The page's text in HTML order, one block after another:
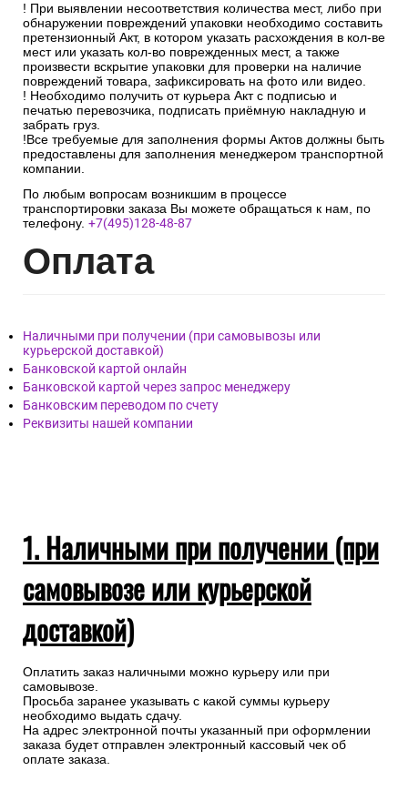
! При выявлении несоответствия количества мест, либо при
обнаружении повреждений упаковки необходимо составить
претензионный Акт, в котором указать расхождения в кол-ве
мест или указать кол-во поврежденных мест, а также
произвести вскрытие упаковки для проверки на наличие
повреждений товара, зафиксировать на фото или видео.
! Необходимо получить от курьера Акт с подписью и
печатью перевозчика, подписать приёмную накладную и
забрать груз.
!Все требуемые для заполнения формы Актов должны быть
предоставлены для заполнения менеджером транспортной
компании.
По любым вопросам возникшим в процессе
транспортировки заказа Вы можете обращаться к нам, по
телефону. +7(495)128-48-87
Оплата
Наличными при получении (при самовывозы или
курьерской доставкой)
Банковской картой онлайн
Банковской картой через запрос менеджеру
Банковским переводом по счету
Реквизиты нашей компании
1. Наличными при получении (при
самовывозе или курьерской
доставкой)
Оплатить заказ наличными можно курьеру или при
самовывозе.
Просьба заранее указывать с какой суммы курьеру
необходимо выдать сдачу.
На адрес электронной почты указанный при оформлении
заказа будет отправлен электронный кассовый чек об
оплате заказа.